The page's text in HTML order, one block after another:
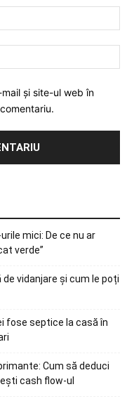
și site-ul web în
mici: De ce nu ar
verde”
vidanjare și cum le poți
fose septice la casă în
Cum să deduci
cash flow-ul